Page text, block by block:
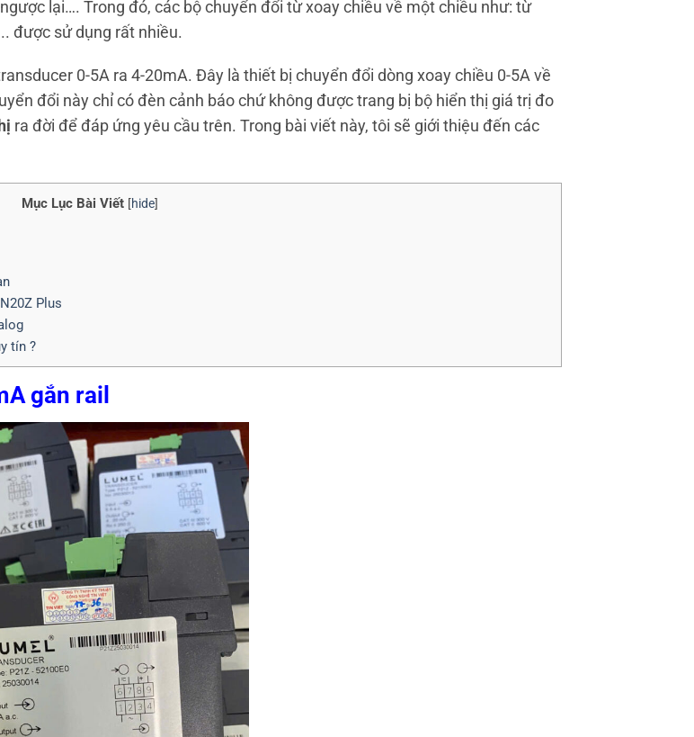
lại…. Trong đó, các bộ chuyển đổi từ xoay chiều về một chiều như: từ
được sử dụng rất nhiều.
0-5A ra 4-20mA. Đây là thiết bị chuyển đổi dòng xoay chiều 0-5A về
đổi này chỉ có đèn cảnh báo chứ không được trang bị bộ hiển thị giá trị đo
ra đời để đáp ứng yêu cầu trên. Trong bài viết này, tôi sẽ giới thiệu đến các
Mục Lục Bài Viết [hide]
Plus
tín ?
gắn rail